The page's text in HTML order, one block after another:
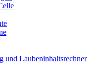
und Laubeninhaltsrechner